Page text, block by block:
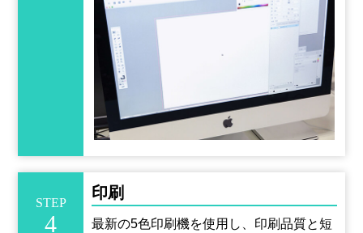
STEP
4
印刷
最新の5色印刷機を使用し、印刷品質と短